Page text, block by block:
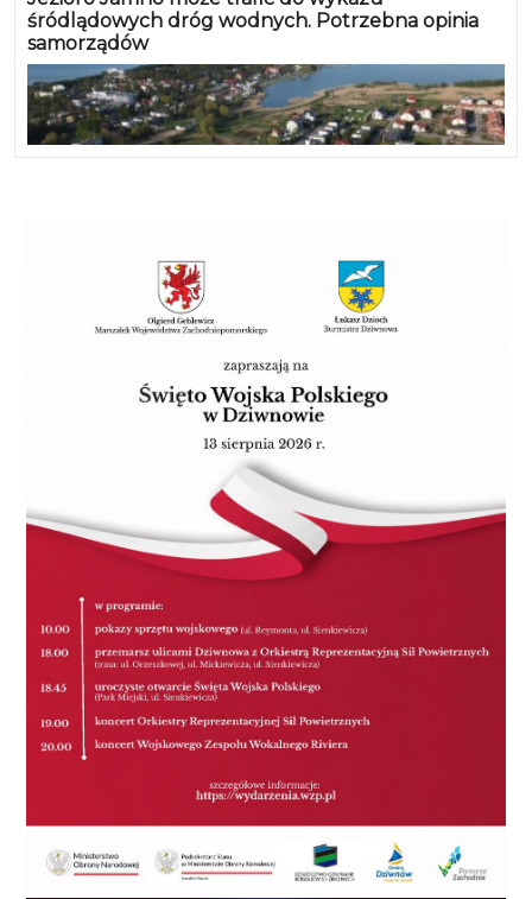
śródlądowych dróg wodnych. Potrzebna opinia
samorządów
pod głosowanie. Za jego przyjęciem głosowali
wszyscy obecni online radni (24).